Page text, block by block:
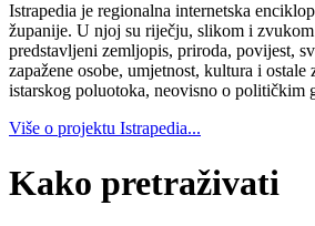
Istrapedia je regionalna internetska
županije. U njoj su riječju, slikom i
predstavljeni zemljopis, priroda, povijest,
zapažene osobe, umjetnost, kultura i ostale
istarskog poluotoka, neovisno o političkim
Više o projektu Istrapedia...
Kako pretraživati